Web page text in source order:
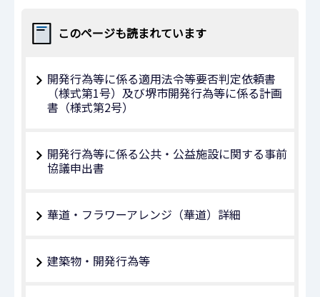
このページも読まれています
開発行為等に係る適用法令等要否判定依頼書
（様式第1号）及び堺市開発行為等に係る計画
書（様式第2号）
開発行為等に係る公共・公益施設に関する事前
協議申出書
華道・フラワーアレンジ（華道）詳細
建築物・開発行為等